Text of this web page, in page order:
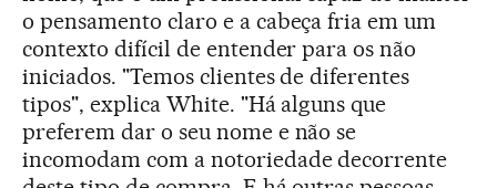
o pensamento claro e a cabeça fria em um
contexto difícil de entender para os não
iniciados. "Temos clientes de diferentes
tipos", explica White. "Há alguns que
preferem dar o seu nome e não se
incomodam com a notoriedade decorrente